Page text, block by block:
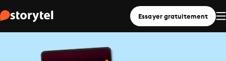
Essayer gratuitement